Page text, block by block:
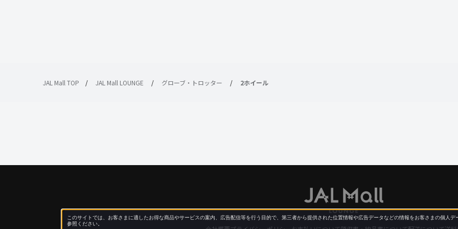
JAL Mall TOP / JAL Mall LOUNGE / グローブ・トロッター / 2ホイール
このサイトでは、お客さまに適したお得な商品やサービスの案内、広告配信等を行う目的で、第三者から提供された位置情報や広告データなどの情報をお客さまの個人
参照ください。